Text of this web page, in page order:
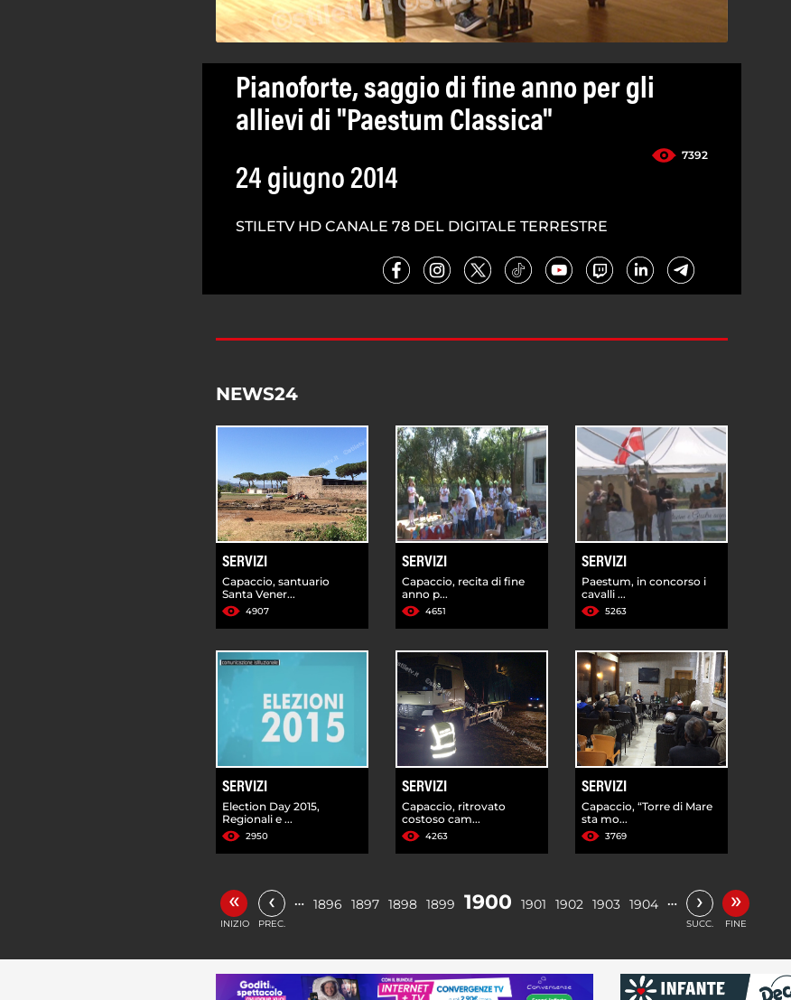
Pianoforte, saggio di fine anno per gli
allievi di "Paestum Classica"
7392
24 giugno 2014
STILETV HD CANALE 78 DEL DIGITALE TERRESTRE
NEWS24
SERVIZI
Capaccio, santuario
Santa Vener...
4907
SERVIZI
Capaccio, recita di fine
anno p...
4651
SERVIZI
Paestum, in concorso i
cavalli ...
5263
SERVIZI
Election Day 2015,
Regionali e ...
2950
SERVIZI
Capaccio, ritrovato
costoso cam...
4263
SERVIZI
Capaccio, “Torre di Mare
sta mo...
3769
«
INIZIO
‹
PREC.
… 1896 1897 1898 1899 1900 1901 1902 1903 1904 … ›
SUCC.
»
FINE